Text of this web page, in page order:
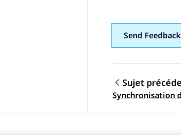
Send Feedback
Navigation
Sujet
Synchronisation